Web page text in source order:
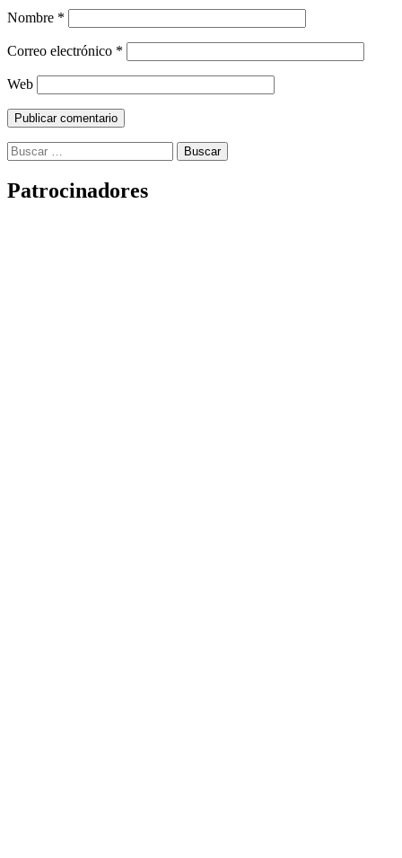
Nombre *
Correo electrónico *
Web
Buscar:
Patrocinadores